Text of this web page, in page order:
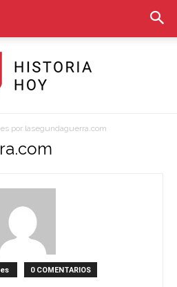
Historia
por lasegundaguerra.com
0 COMENTARIOS